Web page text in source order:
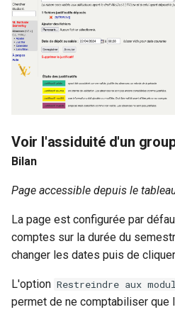
Voir l'assiduité d'un
Bilan
Page accessible depuis le
La page est configurée par
comptes sur la durée du
changer les dates puis de
L'option Restreindre aux
permet de ne comptabiliser que